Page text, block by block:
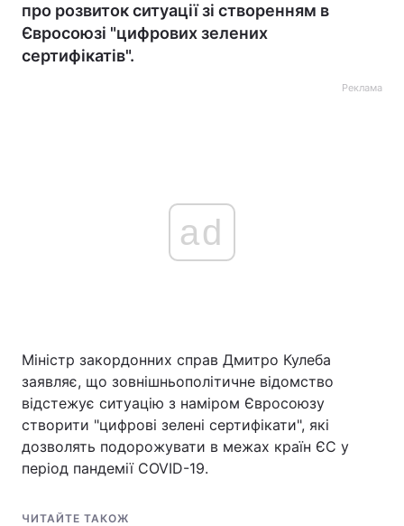
Спорт Наука
Техно і зв'язок Лайт
Зброя
Здоров'я
про розвиток ситуації зі створенням в
Євросоюзі "цифрових зелених
сертифікатів".
Реклама
ad
Міністр закордонних справ Дмитро Кулеба
заявляє, що зовнішньополітичне відомство
відстежує ситуацію з наміром Євросоюзу
створити "цифрові зелені сертифікати", які
дозволять подорожувати в межах країн ЄС у
період пандемії COVID-19.
ЧИТАЙТЕ ТАКОЖ